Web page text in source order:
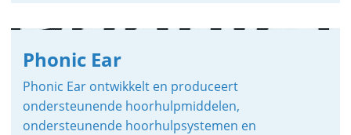
Phonic Ear
Phonic Ear ontwikkelt en produceert
ondersteunende hoorhulpmiddelen,
ondersteunende hoorhulpsystemen en